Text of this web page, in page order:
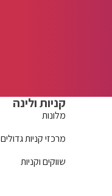
קניות ולינה
מלונות
מרכזי קניות גדולים
שווקים וקניות